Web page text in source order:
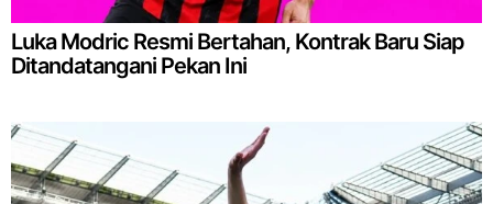
Luka Modric Resmi Bertahan, Kontrak Baru Siap
Ditandatangani Pekan Ini